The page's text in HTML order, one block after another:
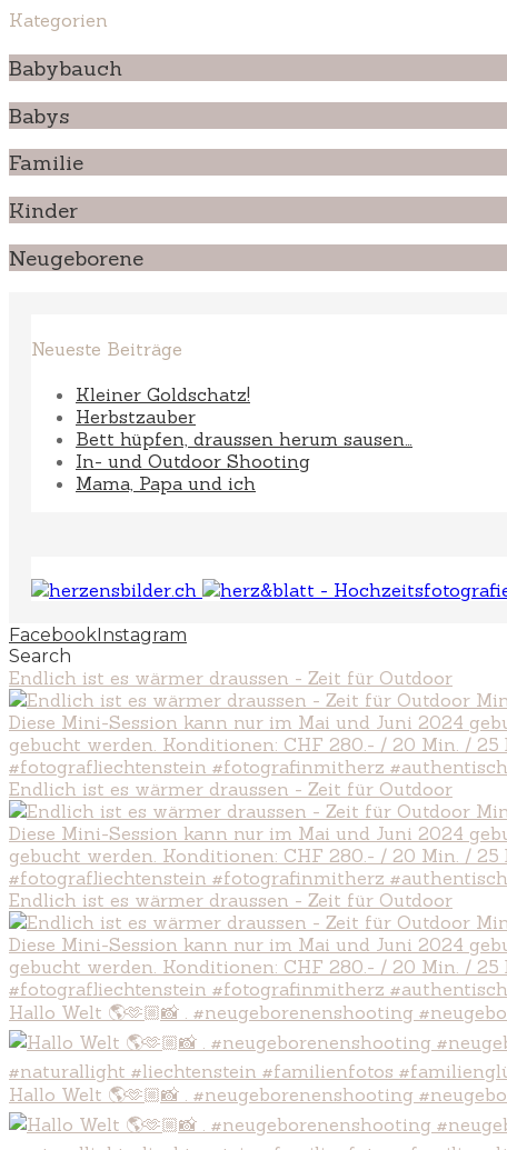
Kategorien
Babybauch
Babys
Familie
Kinder
Neugeborene
Neueste Beiträge
Kleiner Goldschatz!
Herbstzauber
Bett hüpfen, draussen herum sausen…
In- und Outdoor Shooting
Mama, Papa und ich
FacebookInstagram
Search
Endlich ist es wärmer draussen - Zeit für Outdoor
Endlich ist es wärmer draussen - Zeit für Outdoor
Endlich ist es wärmer draussen - Zeit für Outdoor
Hallo Welt 🌎🫶🏼📸 . #neugeborenenshooting
Hallo Welt 🌎🫶🏼📸 . #neugeborenenshooting